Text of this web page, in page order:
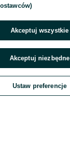
Dodaj
Akceptuj wszystkie
Akceptuj niezbędne
Ustaw preferencje